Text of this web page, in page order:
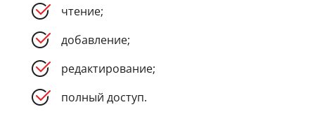
чтение;
добавление;
редактирование;
полный доступ.